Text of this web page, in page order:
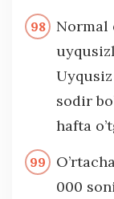
Normal
Uyqusiz
sodir
hafta
000